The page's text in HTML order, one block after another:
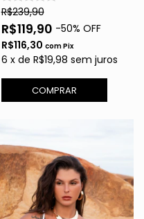
R$239,90
R$119,90 -50% OFF
R$116,30 comPix
6 x de R$19,98 sem juros
COMPRAR